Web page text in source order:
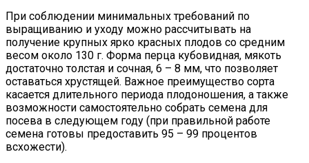
При соблюдении минимальных требований по
выращиванию и уходу можно рассчитывать на
получение крупных ярко красных плодов со средним
весом около 130 г. Форма перца кубовидная, мякоть
достаточно толстая и сочная, 6 – 8 мм, что позволяет
оставаться хрустящей. Важное преимущество сорта
касается длительного периода плодоношения, а также
возможности самостоятельно собрать семена для
посева в следующем году (при правильной работе
семена готовы предоставить 95 – 99 процентов
всхожести).